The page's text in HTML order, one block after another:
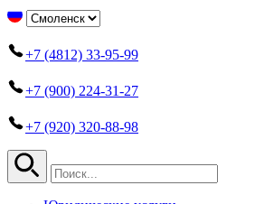
+7 (4812) 33-95-99
+7 (900) 224-31-27
+7 (920) 320-88-98